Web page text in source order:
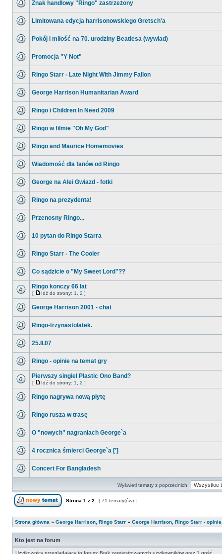
Znak handlowy "Ringo" zastrzeżony
Limitowana edycja harrisonowskiego Gretsch'a
Pokój i miłość na 70. urodziny Beatlesa (wywiad)
Promocja "Y Not"
Ringo Starr - Late Night With Jimmy Fallon
George Harrison Humanitarian Award
Ringo i Children In Need 2009
Ringo w filmie "Oh My God"
Ringo and Maurice Homemovies
Wiadomość dla fanów od Ringo
George na Alei Gwiazd - fotki
Ringo na prezydenta!
Przenosny Ringo...
10 pytan do Ringo Starra
Ringo Starr - The Cooler
Co sądzicie o "My Sweet Lord"??
Ringo konczy 66 lat
[ Idź do strony: 1 2 ]
George Harrison 2001 - chat
Ringo-trzynastolatek.
25.II.07
Ringo - opinie na temat gry
Pierwszy singiel Plastic Ono Band?
[ Idź do strony: 1 2 ]
Ringo nagrywa nową płytę
Ringo rusza w trasę
O "nowych" nagraniach George`a
4 rocznica śmierci George`a [']
Concert For Bangladesh
Wyświetl tematy z poprzednich:
Strona 1 z 2 [ 71 tematy(ów) ]
Strona główna » George Harrison, Ringo Starr » George Harrison, Ringo Starr -
Kto jest na forum
Użytkownicy przeglądający to forum: Brak zarejestrowanych użytkowników oraz 1 gość